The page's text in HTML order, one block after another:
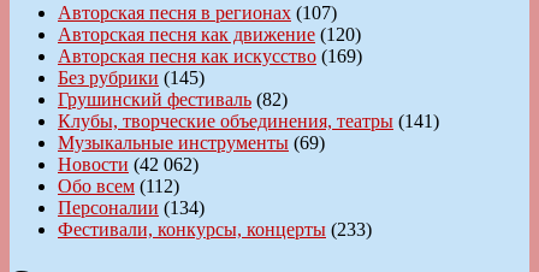
Авторская песня в регионах (107)
Авторская песня как движение (120)
Авторская песня как искусство (169)
Без рубрики (145)
Грушинский фестиваль (82)
Клубы, творческие объединения, театры (141)
Музыкальные инструменты (69)
Новости (42 062)
Обо всем (112)
Персоналии (134)
Фестивали, конкурсы, концерты (233)